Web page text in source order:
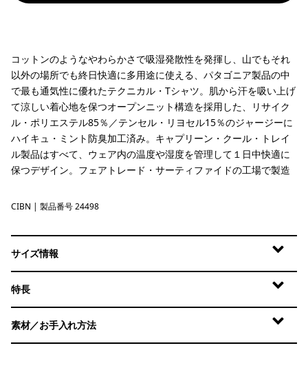
コットンのようなやわらかさで吸湿発散性を発揮し、山でもそれ
以外の場所でも終日快適に多用途に使える、パタゴニア製品の中
で最も通気性に優れたテクニカル・Tシャツ。肌から汗を吸い上げ
て涼しい着心地を保つオープンニット構造を採用した、リサイク
ル・ポリエステル85％／テンセル・リヨセル15％のジャージーに
ハイキュ・ミント防臭加工済み。キャプリーン・クール・トレイ
ル製品はすべて、ウェア内の温度や湿度を管理して１日中快適に
保つデザイン。フェアトレード・サーティファイドの工場で製造
Cinnamon Brown
CIBN | 製品番号 24498
サイズ情報
特長
素材／お手入れ方法